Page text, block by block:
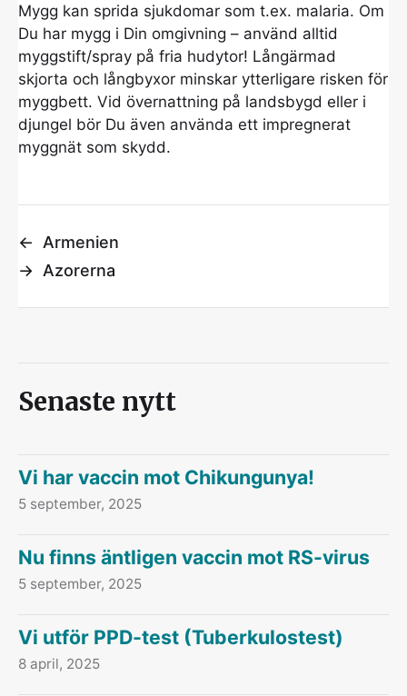
Mygg kan sprida sjukdomar som t.ex. malaria. Om
Du har mygg i Din omgivning – använd alltid
myggstift/spray på fria hudytor! Långärmad
skjorta och långbyxor minskar ytterligare risken för
myggbett. Vid övernattning på landsbygd eller i
djungel bör Du även använda ett impregnerat
myggnät som skydd.
←
Armenien
→ Azorerna
Senaste nytt
Vi har vaccin mot Chikungunya!
5 september, 2025
Nu finns äntligen vaccin mot RS-virus
5 september, 2025
Vi utför PPD-test (Tuberkulostest)
8 april, 2025